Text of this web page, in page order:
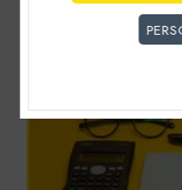
Ces cookies sont
site internet et ne
ne récoltent et ne
personnelles sensibles.